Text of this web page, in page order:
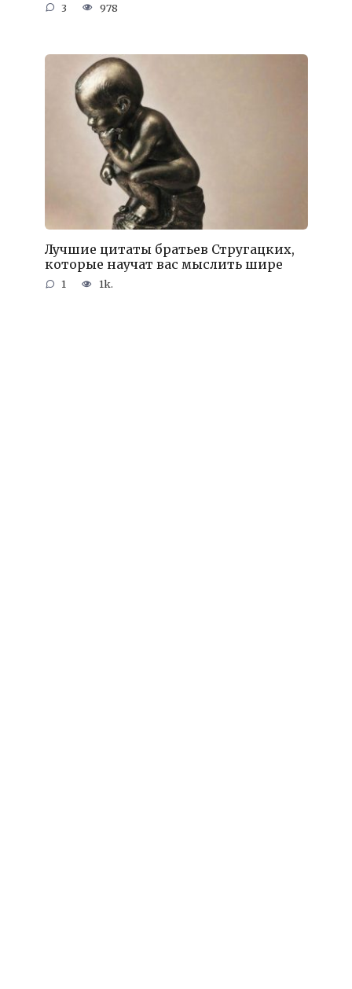
3 978
Лучшие цитаты братьев Стругацких,
которые научат вас мыслить шире
1 1k.